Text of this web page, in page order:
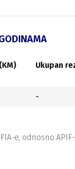
Ukupan
-
e, odnosno